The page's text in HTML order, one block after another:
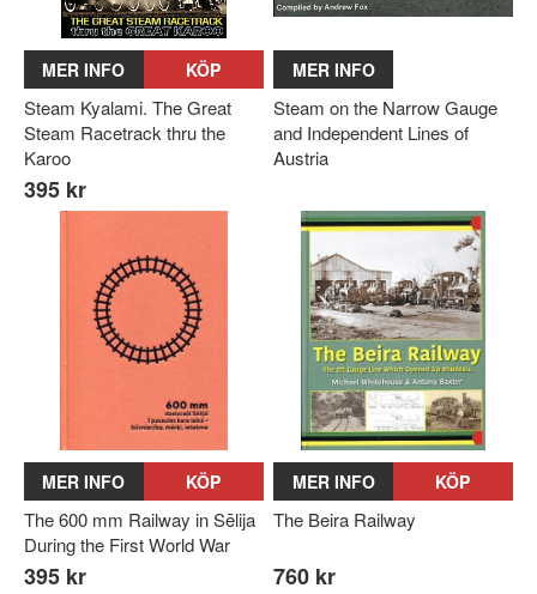
MER INFO KÖP
Steam Kyalami. The Great
Steam Racetrack thru the
Karoo
395 kr
MER INFO
Steam on the Narrow Gauge
and Independent Lines of
Austria
MER INFO KÖP
The 600 mm Railway in Sēlija
During the First World War
395 kr
MER INFO KÖP
The Beira Railway
760 kr